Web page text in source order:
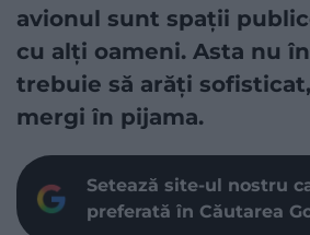
avionul sunt spații
cu alți oameni. Asta nu
trebuie să arăți
mergi în pijama.
Setează site-ul nostru
preferată în Căutarea